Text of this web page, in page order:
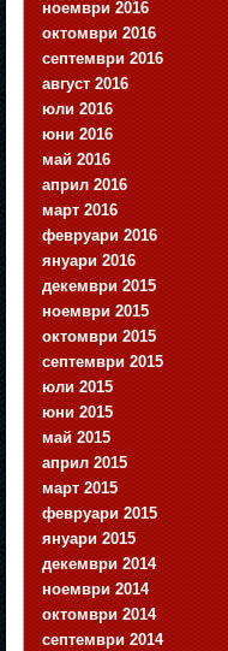
ноември 2016
октомври 2016
септември 2016
август 2016
юли 2016
юни 2016
май 2016
април 2016
март 2016
февруари 2016
януари 2016
декември 2015
ноември 2015
октомври 2015
септември 2015
юли 2015
юни 2015
май 2015
април 2015
март 2015
февруари 2015
януари 2015
декември 2014
ноември 2014
октомври 2014
септември 2014